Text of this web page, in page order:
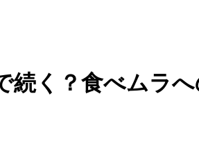
続く？食べムラ